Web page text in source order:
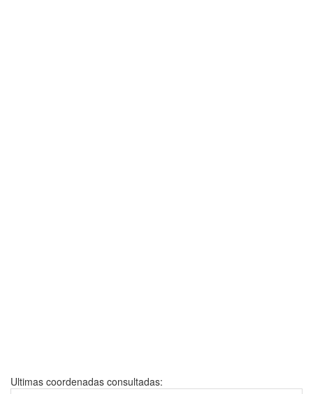
Ultimas coordenadas consultadas: